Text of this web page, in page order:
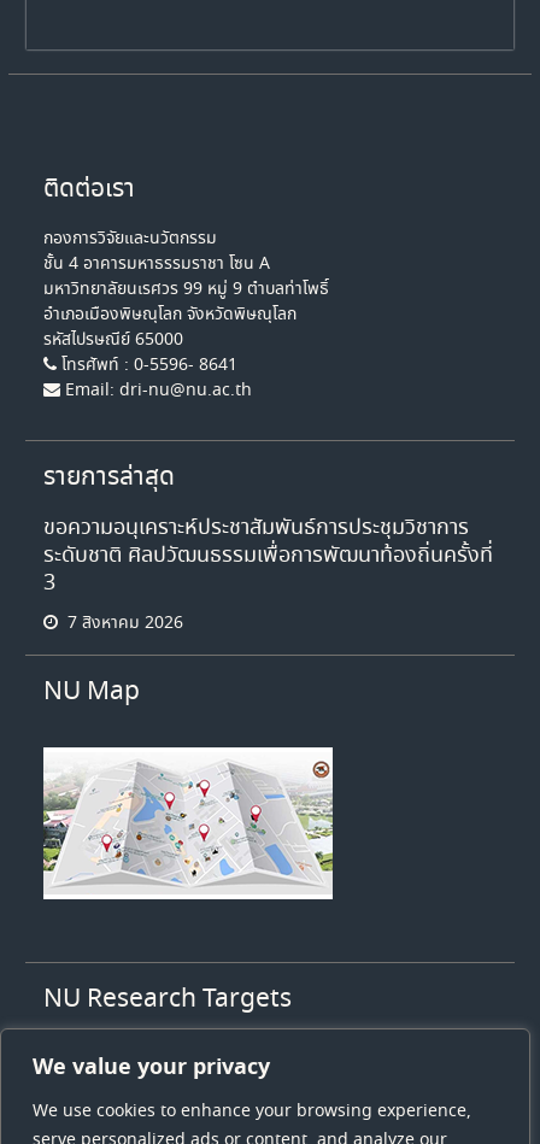
We value your privacy
We use cookies to enhance your browsing experience,
ติดต่อเรา
กองการวิจัยและนวัตกรรม
ชั้น 4 อาคารมหาธรรมราชา โซน A
มหาวิทยาลัยนเรศวร 99 หมู่ 9 ตำบลท่าโพธิ์
อำเภอเมืองพิษณุโลก จังหวัดพิษณุโลก
รหัสไปรษณีย์ 65000
โทรศัพท์ : 0-5596- 8641
Email: dri-nu@nu.ac.th
รายการล่าสุด
ขอความอนุเคราะห์ประชาสัมพันธ์การประชุมวิชาการ
ระดับชาติ ศิลปวัฒนธรรมเพื่อการพัฒนาท้องถิ่นครั้งที่
3
7 สิงหาคม 2026
NU Map
NU Research Targets
2. High value health & medicines
3. Energy and low carbon society